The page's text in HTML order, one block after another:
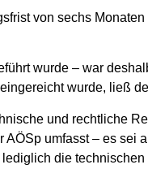
von sechs
wurde – war
wurde, ließ
und rechtliche
umfasst – es sei
die technischen